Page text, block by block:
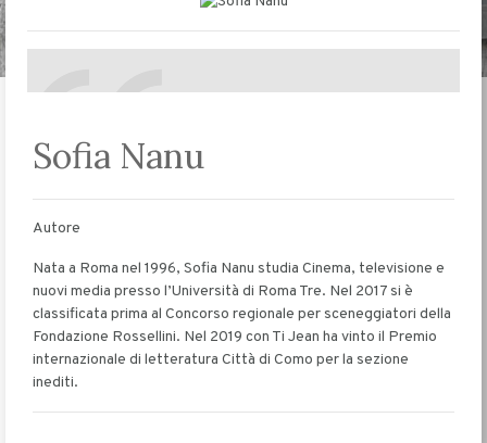
Sofia Nanu
Autore
Nata a Roma nel 1996, Sofia Nanu studia Cinema, televisione e
nuovi media presso l’Università di Roma Tre. Nel 2017 si è
classificata prima al Concorso regionale per sceneggiatori della
Fondazione Rossellini. Nel 2019 con Ti Jean ha vinto il Premio
internazionale di letteratura Città di Como per la sezione
inediti.